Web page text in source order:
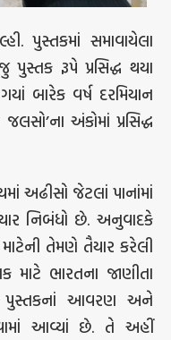
પુસ્તકમાં સમાવાયેલા
રૂપે પ્રસિદ્ધ થયા
બારેક વર્ષ દરમિયાન
જલસો’ના અંકોમાં પ્રસિદ્ધ
અઢીસો જેટલાં પાનાંમાં
નિબંધો છે. અનુવાદકે
તેમણે તૈયાર કરેલી
ભારતના જાણીતા
પુસ્તકનાં આવરણ અને
આવ્યાં છે. તે અહીં